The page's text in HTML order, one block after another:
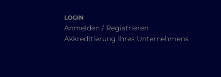
LOGIN
Anmelden / Registrieren
Akkreditierung Ihres Unternehmens